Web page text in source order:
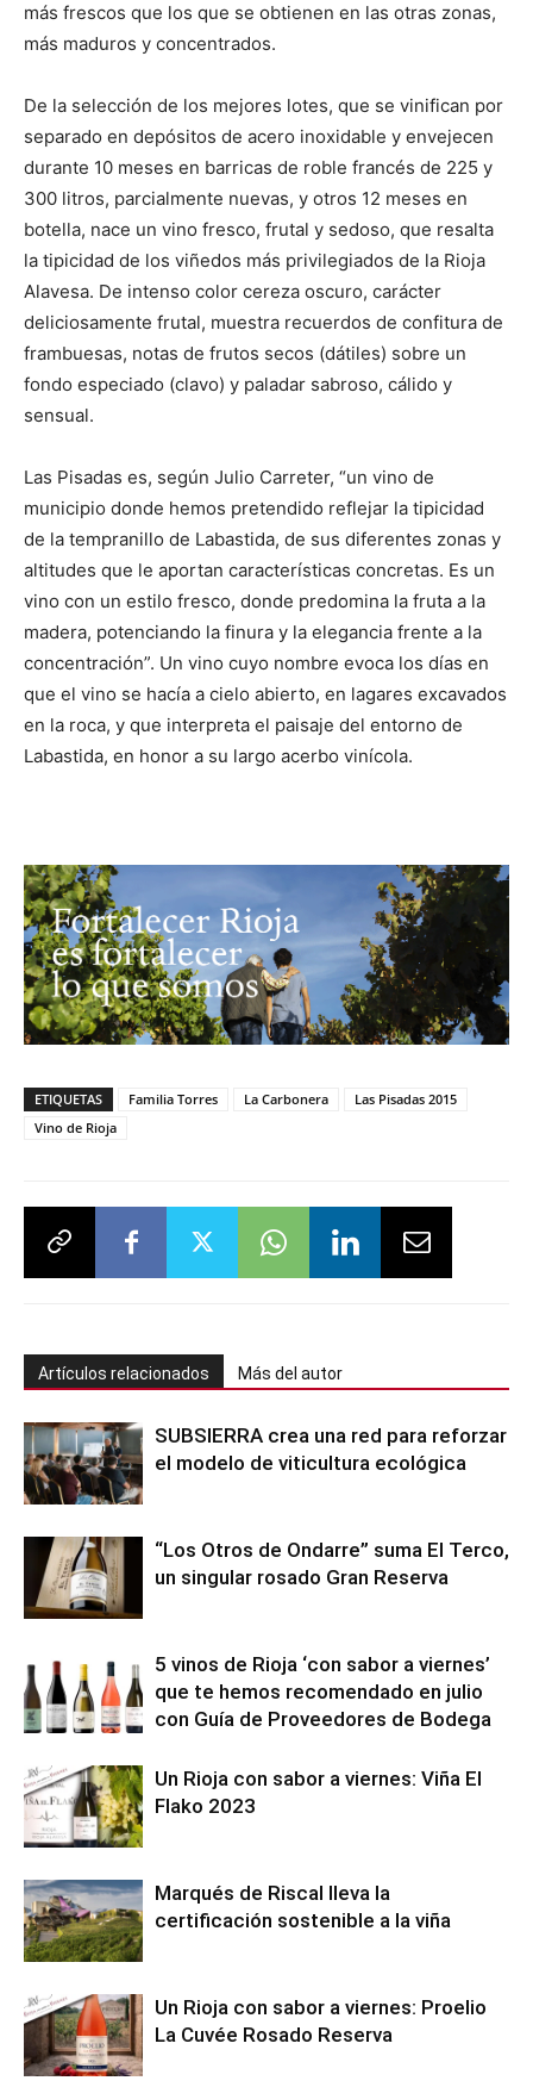
más frescos que los que se obtienen en las otras zonas,
más maduros y concentrados.
De la selección de los mejores lotes, que se vinifican por
separado en depósitos de acero inoxidable y envejecen
durante 10 meses en barricas de roble francés de 225 y
300 litros, parcialmente nuevas, y otros 12 meses en
botella, nace un vino fresco, frutal y sedoso, que resalta
la tipicidad de los viñedos más privilegiados de la Rioja
Alavesa. De intenso color cereza oscuro, carácter
deliciosamente frutal, muestra recuerdos de confitura de
frambuesas, notas de frutos secos (dátiles) sobre un
fondo especiado (clavo) y paladar sabroso, cálido y
sensual.
Las Pisadas es, según Julio Carreter, “un vino de
municipio donde hemos pretendido reflejar la tipicidad
de la tempranillo de Labastida, de sus diferentes zonas y
altitudes que le aportan características concretas. Es un
vino con un estilo fresco, donde predomina la fruta a la
madera, potenciando la finura y la elegancia frente a la
concentración”. Un vino cuyo nombre evoca los días en
que el vino se hacía a cielo abierto, en lagares excavados
en la roca, y que interpreta el paisaje del entorno de
Labastida, en honor a su largo acerbo vinícola.
ETIQUETAS Familia Torres La Carbonera
Las Pisadas 2015
Vino de Rioja
Artículos relacionados Más del autor
SUBSIERRA crea una red para reforzar
el modelo de viticultura ecológica
“Los Otros de Ondarre” suma El Terco,
un singular rosado Gran Reserva
5 vinos de Rioja ‘con sabor a viernes’
que te hemos recomendado en julio
con Guía de Proveedores de Bodega
Un Rioja con sabor a viernes: Viña El
Flako 2023
Marqués de Riscal lleva la
certificación sostenible a la viña
Un Rioja con sabor a viernes: Proelio
La Cuvée Rosado Reserva